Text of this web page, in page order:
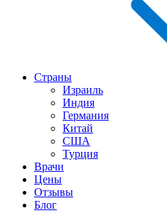
Страны
Израиль
Индия
Германия
Китай
США
Турция
Врачи
Цены
Отзывы
Блог